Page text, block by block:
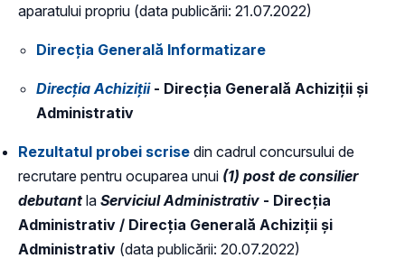
aparatului propriu (data publicării: 21.07.2022)
Direcția Generală Informatizare
Direcția Achiziții- Direcția Generală Achiziții și
Administrativ
Rezultatul probei scrise din cadrul concursului de
recrutare pentru ocuparea unui (1) post de consilier
debutant la Serviciul Administrativ - Direcția
Administrativ / Direcția Generală Achiziții și
Administrativ (data publicării: 20.07.2022)